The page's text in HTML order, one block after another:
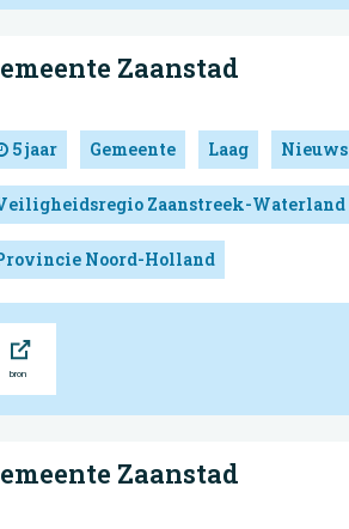
Zaanstad
5 jaar Gemeente Laag Nieuws
Zaanstreek-Waterland
Noord-Holland
Zaanstad